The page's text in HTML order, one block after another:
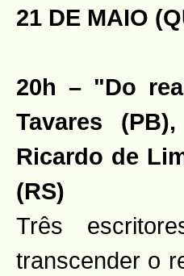
21 DE MAIO
20h – "Do
Tavares
Ricardo de
(RS)
Três
transcender o